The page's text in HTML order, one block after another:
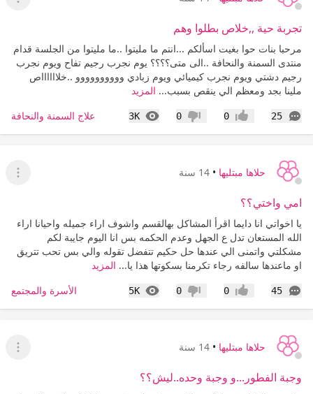
عرض
تجربة حية ,,خلاص بطلوا وهم
مرحبا بنات حوا بغيت اسألكم ...انتم ما مليتوا ..ما مليتوا من الجلسة قدام
منتدى السمنة والنحافة ..الى متى؟؟؟؟ يوم نجرب رجيم تفاح ويوم نجرب
رجيم دشتي ويوم نجرب كيميائي ويوم زبادي وووووووووو ..خلااااااص
ملينا بجد ومعظم الي ينقص بسبب... المزيد
25
التعليقات إعجاب0 عدم إعجاب
0
3K
المشاهدات علاج السمنة والنحافة
حلاها مبتليها • 14 سنة
عرض
امي واختي؟؟
يا اخواتي انا دايما اقرأ المشاكل بهالقسم واشوف اراء جميله واحيانا اراء
الله المستعان تدل ع الجهل وعدم الحكمه بس انا اليوم جايبة لكم
مشكلتي واتمنى الي عندها حل حكيم تتفضل تقوله والي بس تحب تتريق
او ماعندها سالفه رجاء تكرمنا بسكوتها هذا يا... المزيد
45
التعليقات إعجاب0 عدم إعجاب
0
5K
المشاهدات الأسرة والمجتمع
حلاها مبتليها • 14 سنة
عرض
وجبة الفطور...و وجبة وحده..ليش؟؟